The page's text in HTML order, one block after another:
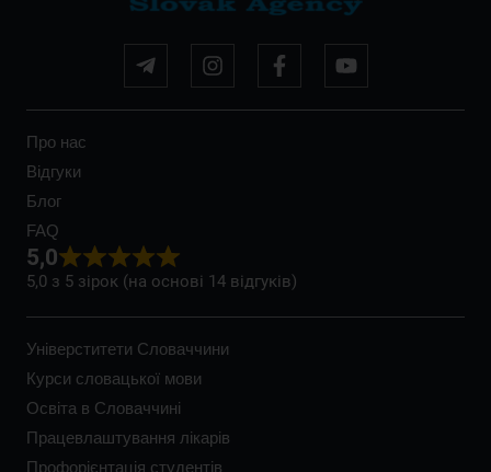
Про нас
Відгуки
Блог
FAQ
5,0
5,0 з 5 зірок (на основі 14 відгуків)
Універститети Словаччини
Курси словацької мови
Освіта в Словаччині
Працевлаштування лікарів
Профорієнтація студентів